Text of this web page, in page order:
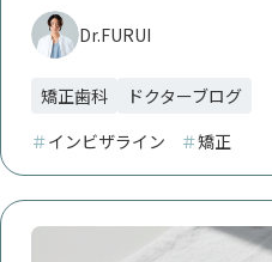
Dr.FURUI
矯正歯科
ドクターブログ
＃インビザライン ＃矯正